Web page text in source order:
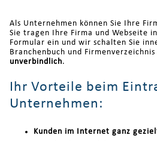
Als Unternehmen können Sie Ihre
Sie tragen Ihre Firma und Webseite
Formular ein und wir schalten Sie
Branchenbuch und
unverbindlich.
Ihr Vorteile beim
Unternehmen:
Kunden im Internet ganz